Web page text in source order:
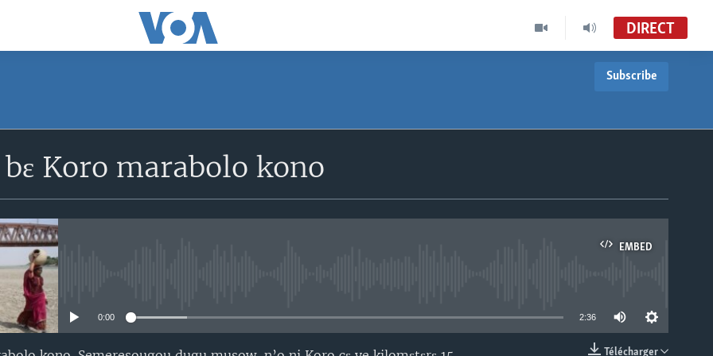
DIRECT
Subscribe
bɛ Koro marabolo kono
EMBED
0:00 2:36
Télécharger